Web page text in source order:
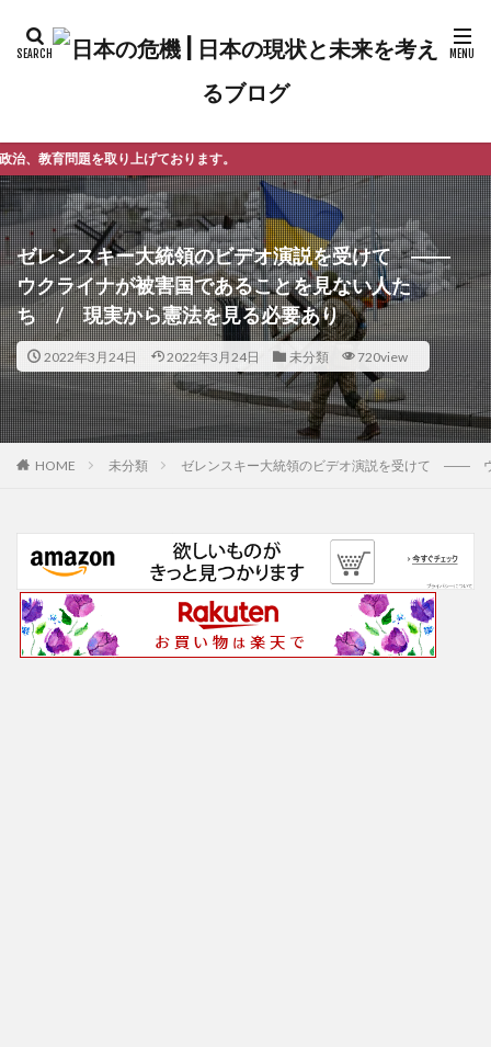
おります。
ゼレンスキー大統領のビデオ演説を受けて ――
ウクライナが被害国であることを見ない人た
ち / 現実から憲法を見る必要あり
2022年3月24日 2022年3月24日 未分類 720view
HOME 未分類 ゼレンスキー大統領のビデオ演説を受けて ――